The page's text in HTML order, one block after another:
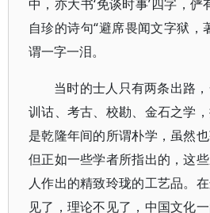
中，亦大书‘免谈时事’四字，
自珍的诗句“避席畏闻文字狱，
谓一字一泪。
当时的士人只有两条出路
训诂、考古、校勘、金石之学
是乾隆年间的所谓朴学，虽然
但正如一些学者所指出的，这
人作出的精致玲珑的工艺品。
见了，理论不见了，中国文化